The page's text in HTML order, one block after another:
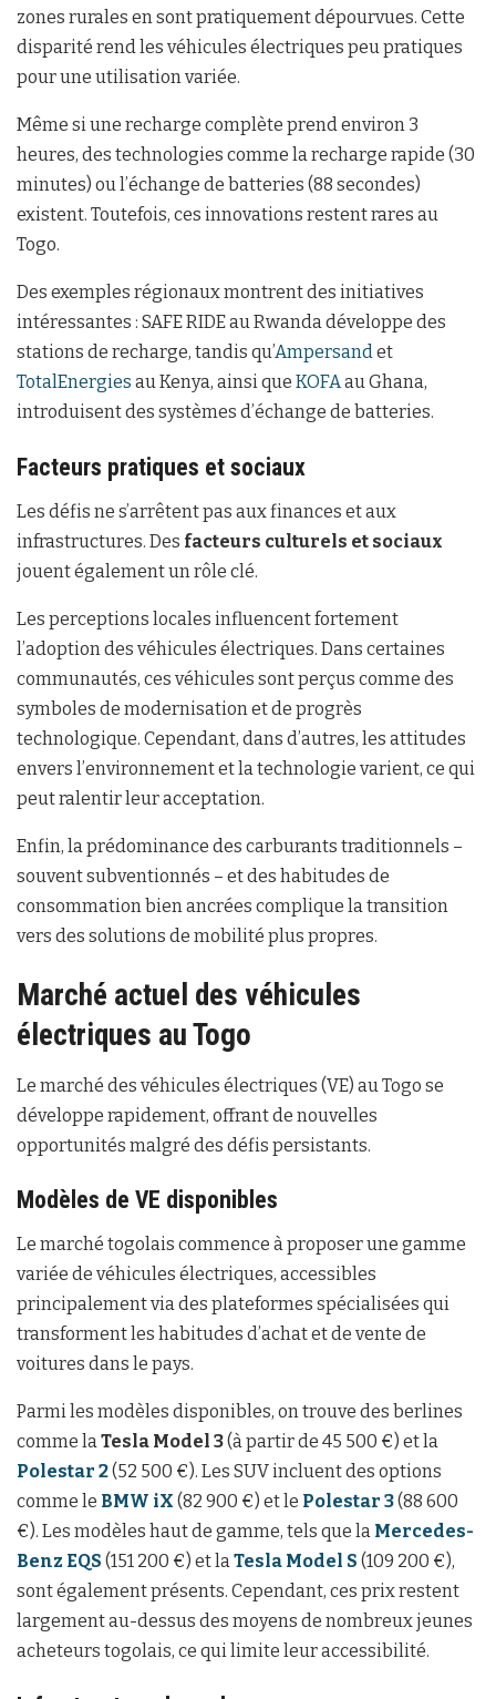
zones rurales en sont pratiquement dépourvues. Cette
disparité rend les véhicules électriques peu pratiques
pour une utilisation variée.
Même si une recharge complète prend environ 3
heures, des technologies comme la recharge rapide (30
minutes) ou l’échange de batteries (88 secondes)
existent. Toutefois, ces innovations restent rares au
Togo.
Des exemples régionaux montrent des initiatives
intéressantes : SAFE RIDE au Rwanda développe des
stations de recharge, tandis qu’Ampersandet
TotalEnergies au Kenya, ainsi que KOFAau Ghana,
introduisent des systèmes d’échange de batteries.
Facteurs pratiques et sociaux
Les défis ne s’arrêtent pas aux finances et aux
infrastructures. Des facteurs culturels et sociaux
jouent également un rôle clé.
Les perceptions locales influencent fortement
l’adoption des véhicules électriques. Dans certaines
communautés, ces véhicules sont perçus comme des
symboles de modernisation et de progrès
technologique. Cependant, dans d’autres, les attitudes
envers l’environnement et la technologie varient, ce qui
peut ralentir leur acceptation.
Enfin, la prédominance des carburants traditionnels –
souvent subventionnés – et des habitudes de
consommation bien ancrées complique la transition
vers des solutions de mobilité plus propres.
Marché actuel des véhicules
électriques au Togo
Le marché des véhicules électriques (VE) au Togo se
développe rapidement, offrant de nouvelles
opportunités malgré des défis persistants.
Modèles de VE disponibles
Le marché togolais commence à proposer une gamme
variée de véhicules électriques, accessibles
principalement via des plateformes spécialisées qui
transforment les habitudes d’achat et de vente de
voitures dans le pays.
Parmi les modèles disponibles, on trouve des berlines
comme laTesla Model 3(à partir de 45 500 €) et la
Polestar 2(52 500 €). Les SUV incluent des options
comme le BMW iX (82 900 €) et le Polestar 3(88 600
€). Les modèles haut de gamme, tels que la Mercedes-
Benz EQS (151 200 €) et laTesla Model S (109 200 €),
sont également présents. Cependant, ces prix restent
largement au-dessus des moyens de nombreux jeunes
acheteurs togolais, ce qui limite leur accessibilité.